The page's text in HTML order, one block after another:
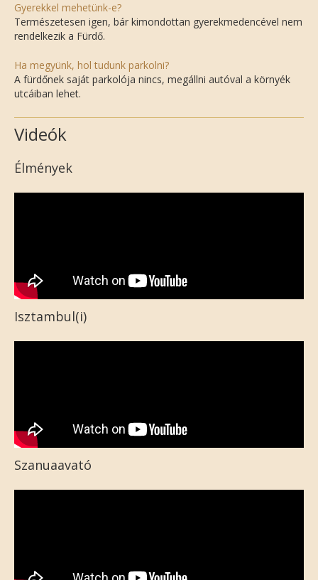
Gyerekkel mehetünk-e?
Természetesen igen, bár kimondottan gyerekmedencével nem
rendelkezik a Fürdő.
Ha megyünk, hol tudunk parkolni?
A fürdőnek saját parkolója nincs, megállni autóval a környék
utcáiban lehet.
Videók
Élmények
Isztambul(i)
Szanuaavató